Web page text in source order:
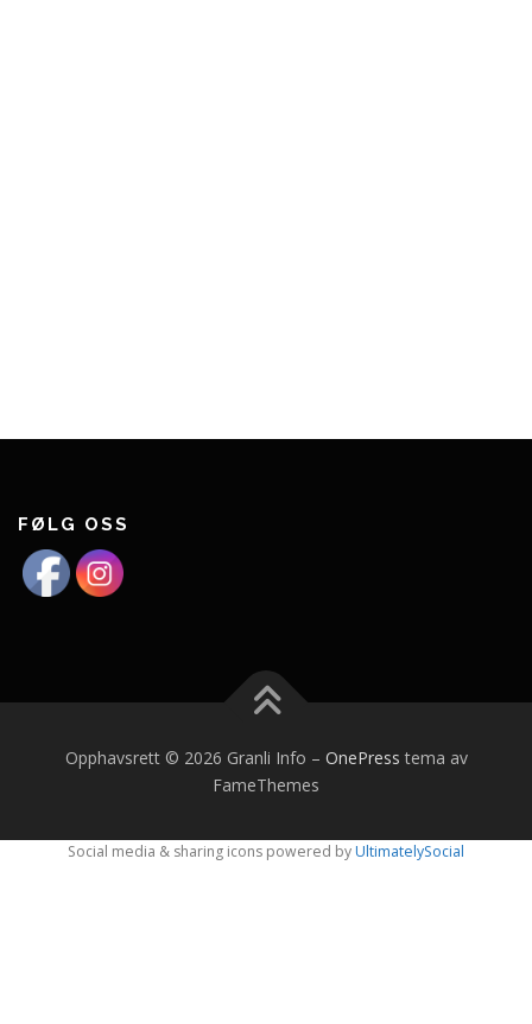
FØLG OSS
Opphavsrett © 2026 Granli Info – OnePress tema av
FameThemes
Social media & sharing icons powered byUltimatelySocial